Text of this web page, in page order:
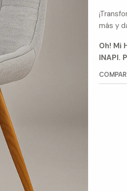
más y
Oh! Mi
INAPI.